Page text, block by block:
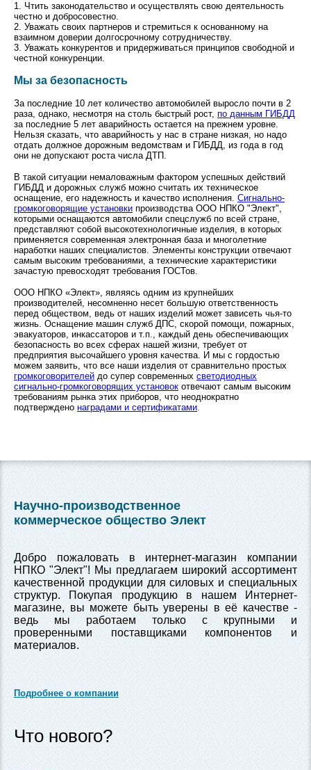
1. Чтить законодательство и осуществлять свою деятельность
честно и добросовестно.
2. Уважать своих партнеров и стремиться к основанному на
взаимном доверии долгосрочному сотрудничеству.
3. Уважать конкурентов и придерживаться принципов свободной и
честной конкуренции.
Мы за безопасность
За последние 10 лет количество автомобилей выросло почти в 2
раза, однако, несмотря на столь быстрый рост, по данным ГИБДД
за последние 5 лет аварийность остается на прежнем уровне.
Нельзя сказать, что аварийность у нас в стране низкая, но надо
отдать должное дорожным ведомствам и ГИБДД, из года в год
они не допускают роста числа ДТП.
В такой ситуации немаловажным фактором успешных действий
ГИБДД и дорожных служб можно считать их техническое
оснащение, его надежность и качество исполнения. Сигнально-
громкоговорящие установки производства ООО НПКО "Элект",
которыми оснащаются автомобили спецслужб по всей стране,
представляют собой высокотехнологичные изделия, в которых
применяется современная электронная база и многолетние
наработки наших специалистов. Элементы конструкции отвечают
самым высоким требованиями, а технические характеристики
зачастую превосходят требования ГОСТов.
ООО НПКО «Элект», являясь одним из крупнейших
производителей, несомненно несет большую ответственность
перед обществом, ведь от наших изделий может зависеть чья-то
жизнь. Оснащение машин служб ДПС, скорой помощи, пожарных,
эвакуаторов, инкассаторов и т.п., каждый день обеспечивающих
безопасность во всех сферах нашей жизни, требует от
предприятия высочайшего уровня качества. И мы с гордостью
можем заявить, что все наши изделия от сравнительно простых
громкоговорителей до супер современных светодиодных
сигнально-громкоговорящих установок отвечают самым высоким
требованиям рынка этих приборов, что неоднократно
подтверждено наградами и сертификатами.
Научно-производственное
коммерческое общество Элект
Добро пожаловать в интернет-магазин компании
НПКО "Элект"! Мы предлагаем широкий ассортимент
качественной продукции для силовых и специальных
структур. Покупая продукцию в нашем Интернет-
магазине, вы можете быть уверены в её качестве -
ведь мы работаем только с крупными и
проверенными поставщиками компонентов и
материалов.
Подробнее о компании
Что нового?